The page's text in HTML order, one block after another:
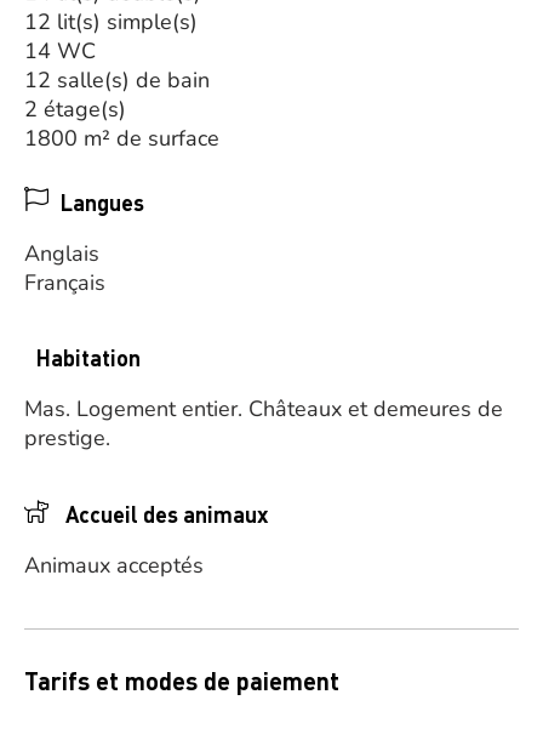
12 lit(s) simple(s)
14 WC
12 salle(s) de bain
2 étage(s)
1800 m² de surface
Langues
Anglais
Français
Habitation
Mas. Logement entier. Châteaux et demeures de
prestige.
Accueil des animaux
Animaux acceptés
Tarifs et modes de paiement